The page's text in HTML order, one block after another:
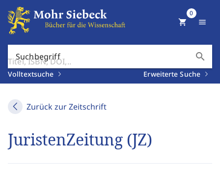
Suchbegriff search
Volltextsuche Erweiterte Suche
shopping_cart
0
menu
Zurück zur Zeitschrift
JuristenZeitung (JZ)